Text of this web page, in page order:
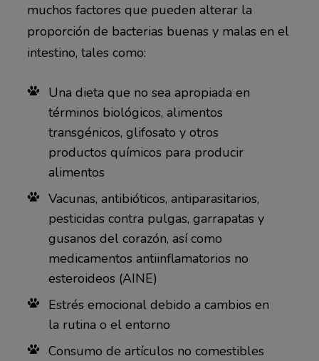
muchos factores que pueden alterar la
proporción de bacterias buenas y malas en el
intestino, tales como:
Una dieta que no sea apropiada en
términos biológicos, alimentos
transgénicos, glifosato y otros
productos químicos para producir
alimentos
Vacunas, antibióticos, antiparasitarios,
pesticidas contra pulgas, garrapatas y
gusanos del corazón, así como
medicamentos antiinflamatorios no
esteroideos (AINE)
Estrés emocional debido a cambios en
la rutina o el entorno
Consumo de artículos no comestibles